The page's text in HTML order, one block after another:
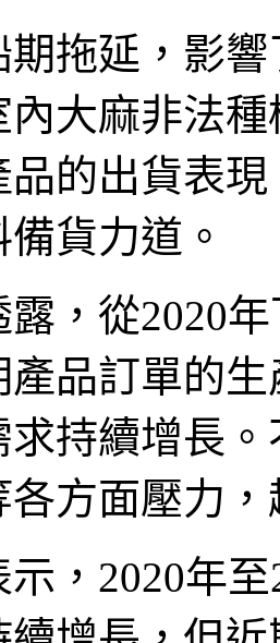
期拖延，影
內大麻非法
品的出貨表
貨力道。
，從2020
產品訂單的
求持續增長
各方面壓力
，2020年